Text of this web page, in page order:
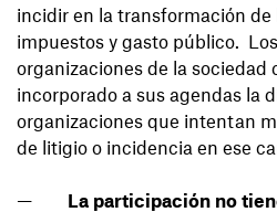
incidir en la transformación de
impuestos y gasto público.
organizaciones de la sociedad
incorporado a sus agendas la
organizaciones que intentan
de litigio o incidencia en ese
La participación no